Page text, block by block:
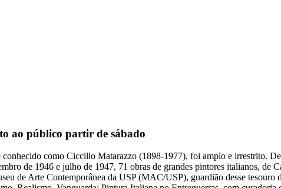
ao público partir de sábado
como Ciccillo Matarazzo (1898-1977), foi amplo e irrestrito.
de 1946 e julho de 1947, 71 obras de grandes pintores italianos, de
de Arte Contemporânea da USP (MAC/USP), guardião desse